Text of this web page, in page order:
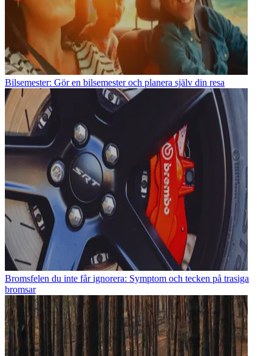
Bilsemester: Gör en bilsemester och planera själv din resa
Bromsfelen du inte får ignorera: Symptom och tecken på trasiga
bromsar